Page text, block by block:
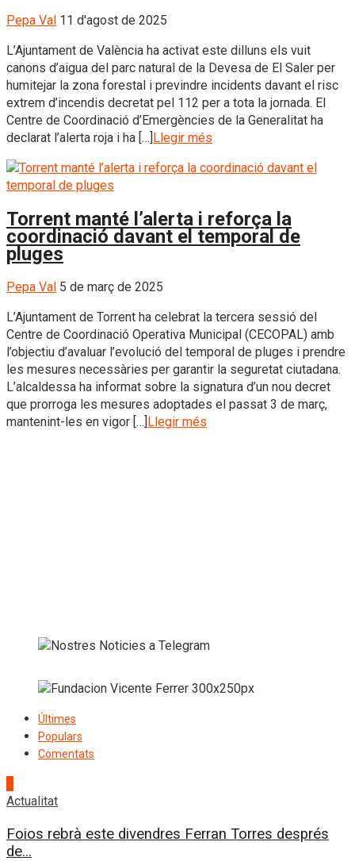
Pepa Val 11 d'agost de 2025
L’Ajuntament de València ha activat este dilluns els vuit
canons d’aigua del parc natural de la Devesa de El Saler per
humitejar la zona forestal i previndre incidents davant el risc
extrem d’incendis decretat pel 112 per a tota la jornada. El
Centre de Coordinació d’Emergències de la Generalitat ha
declarat l’alerta roja i ha […]Llegir més
Torrent manté l’alerta i reforça la
coordinació davant el temporal de
pluges
Pepa Val 5 de març de 2025
L’Ajuntament de Torrent ha celebrat la tercera sessió del
Centre de Coordinació Operativa Municipal (CECOPAL) amb
l’objectiu d’avaluar l’evolució del temporal de pluges i prendre
les mesures necessàries per garantir la seguretat ciutadana.
L’alcaldessa ha informat sobre la signatura d’un nou decret
que prorroga les mesures adoptades el passat 3 de març,
mantenint-les en vigor […]Llegir més
Últimes
Populars
Comentats
Actualitat
Foios rebrà este divendres Ferran Torres després
de...